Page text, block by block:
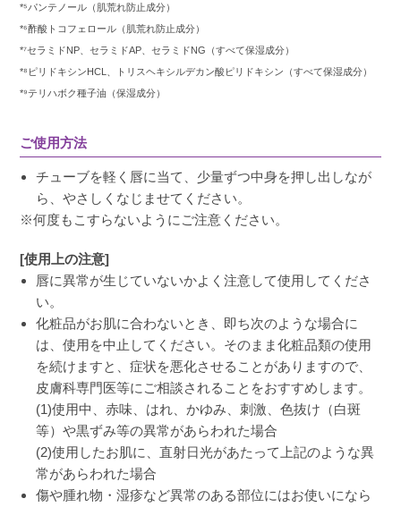
*⁵パンテノール（肌荒れ防止成分）
*⁶酢酸トコフェロール（肌荒れ防止成分）
*⁷セラミドNP、セラミドAP、セラミドNG（すべて保湿成分）
*⁸ピリドキシンHCL、トリスヘキシルデカン酸ピリドキシン（すべて保湿成分）
*⁹テリハボク種子油（保湿成分）
ご使用方法
チューブを軽く唇に当て、少量ずつ中身を押し出しなが
ら、やさしくなじませてください。
※何度もこすらないようにご注意ください。
[使用上の注意]
唇に異常が生じていないかよく注意して使用してくださ
い。
化粧品がお肌に合わないとき、即ち次のような場合に
は、使用を中止してください。そのまま化粧品類の使用
を続けますと、症状を悪化させることがありますので、
皮膚科専門医等にご相談されることをおすすめします。
(1)使用中、赤味、はれ、かゆみ、刺激、色抜け（白斑
等）や黒ずみ等の異常があらわれた場合
(2)使用したお肌に、直射日光があたって上記のような異
常があらわれた場合
傷や腫れ物・湿疹など異常のある部位にはお使いになら